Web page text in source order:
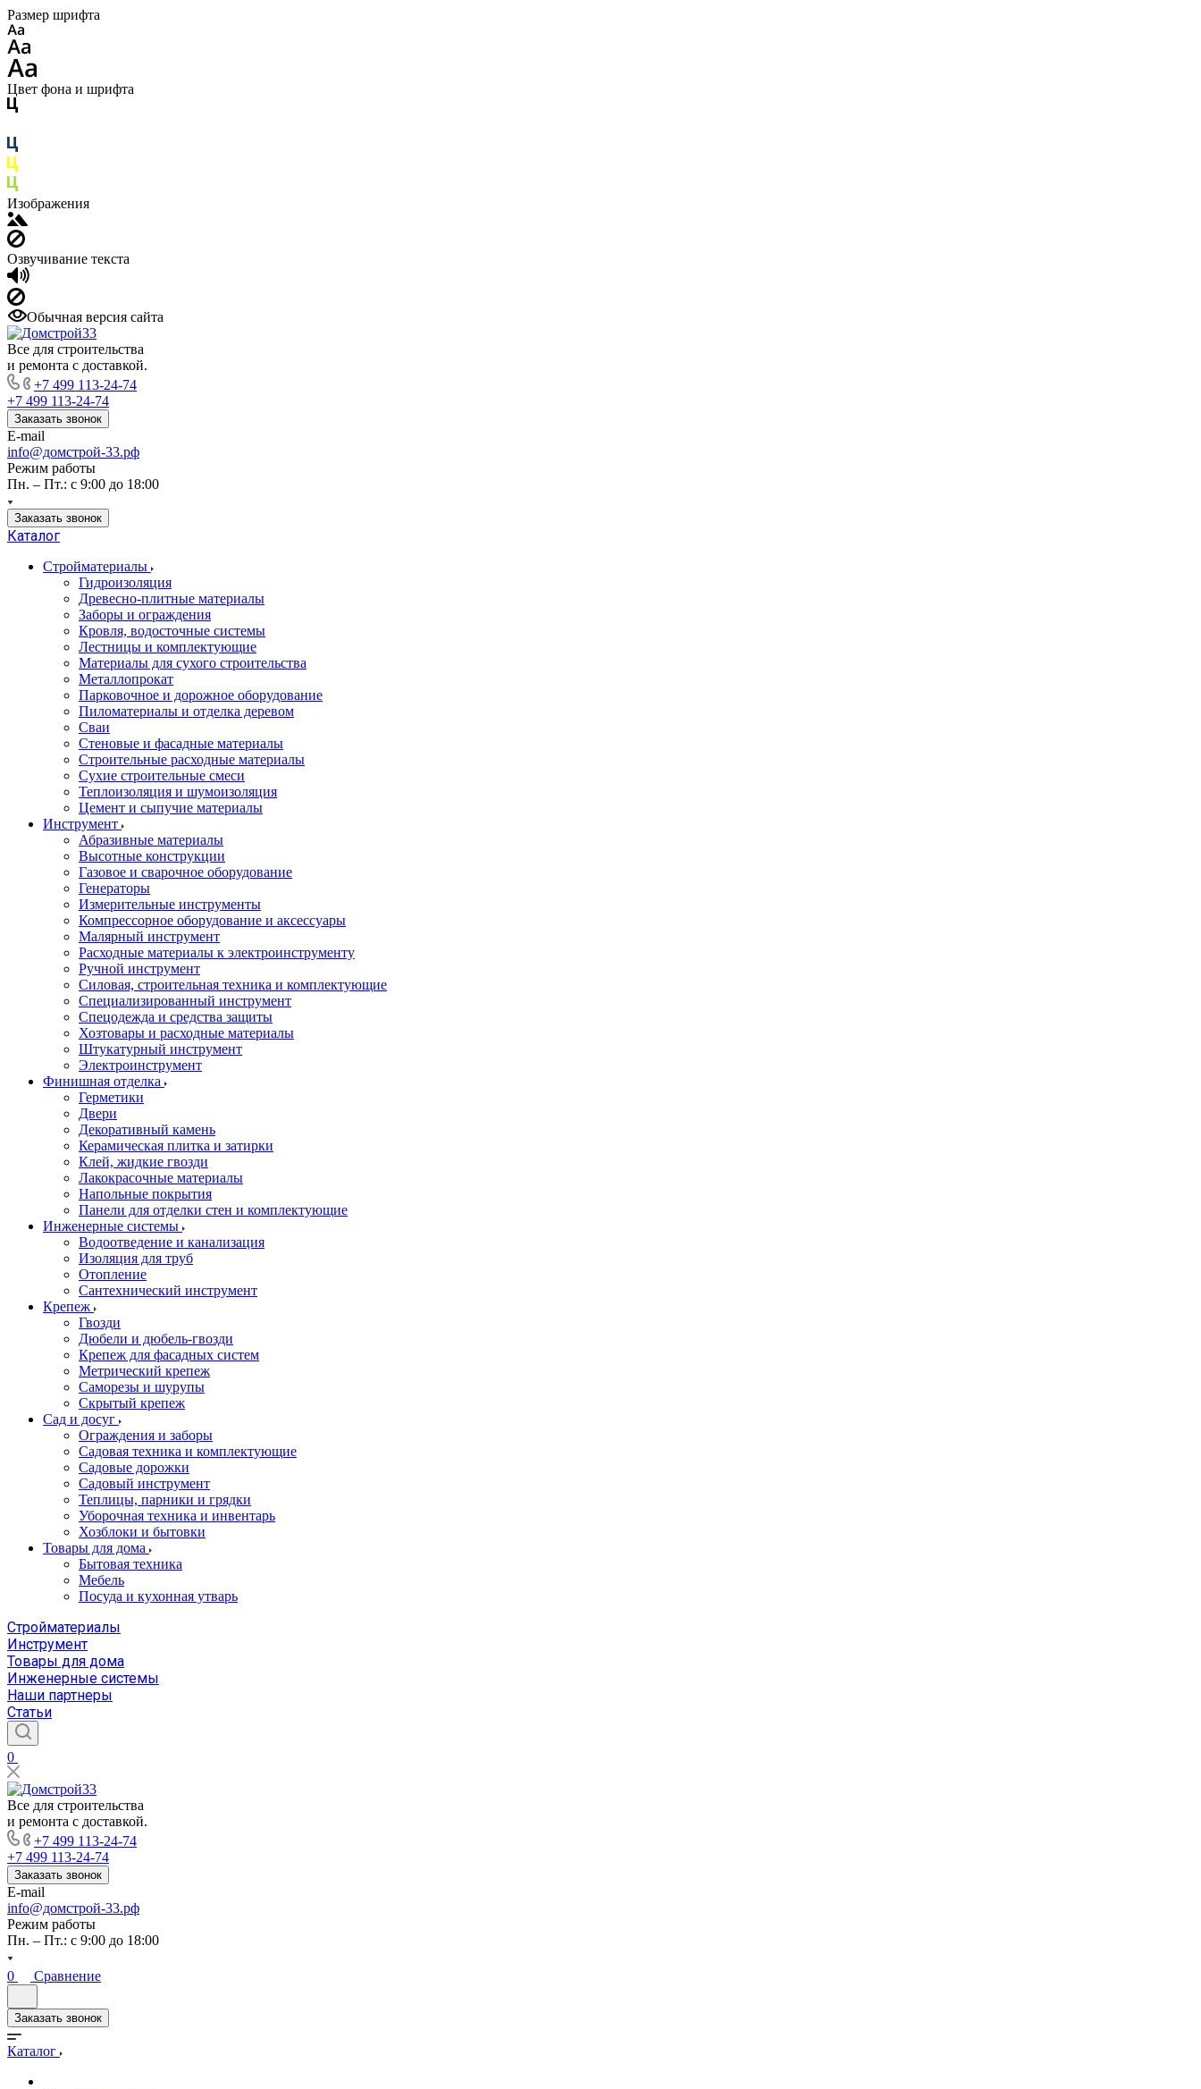
Размер шрифта
Цвет фона и шрифта
Изображения
Озвучивание текста
Обычная версия сайта
Все для строительства
и ремонта с доставкой.
+7 499 113-24-74
+7 499 113-24-74
Заказать звонок
E-mail
info@домстрой-33.рф
Режим работы
Пн. – Пт.: с 9:00 до 18:00
Заказать звонок
Каталог
Стройматериалы
Гидроизоляция
Древесно-плитные материалы
Заборы и ограждения
Кровля, водосточные системы
Лестницы и комплектующие
Материалы для сухого строительства
Металлопрокат
Парковочное и дорожное оборудование
Пиломатериалы и отделка деревом
Сваи
Стеновые и фасадные материалы
Строительные расходные материалы
Сухие строительные смеси
Теплоизоляция и шумоизоляция
Цемент и сыпучие материалы
Инструмент
Абразивные материалы
Высотные конструкции
Газовое и сварочное оборудование
Генераторы
Измерительные инструменты
Компрессорное оборудование и аксессуары
Малярный инструмент
Расходные материалы к электроинструменту
Ручной инструмент
Силовая, строительная техника и комплектующие
Специализированный инструмент
Спецодежда и средства защиты
Хозтовары и расходные материалы
Штукатурный инструмент
Электроинструмент
Финишная отделка
Герметики
Двери
Декоративный камень
Керамическая плитка и затирки
Клей, жидкие гвозди
Лакокрасочные материалы
Напольные покрытия
Панели для отделки стен и комплектующие
Инженерные системы
Водоотведение и канализация
Изоляция для труб
Отопление
Сантехнический инструмент
Крепеж
Гвозди
Дюбели и дюбель-гвозди
Крепеж для фасадных систем
Метрический крепеж
Саморезы и шурупы
Скрытый крепеж
Сад и досуг
Ограждения и заборы
Садовая техника и комплектующие
Садовые дорожки
Садовый инструмент
Теплицы, парники и грядки
Уборочная техника и инвентарь
Хозблоки и бытовки
Товары для дома
Бытовая техника
Мебель
Посуда и кухонная утварь
Стройматериалы
Инструмент
Товары для дома
Инженерные системы
Наши партнеры
Статьи
0
Все для строительства
и ремонта с доставкой.
+7 499 113-24-74
+7 499 113-24-74
Заказать звонок
E-mail
info@домстрой-33.рф
Режим работы
Пн. – Пт.: с 9:00 до 18:00
0 Сравнение
Заказать звонок
Каталог